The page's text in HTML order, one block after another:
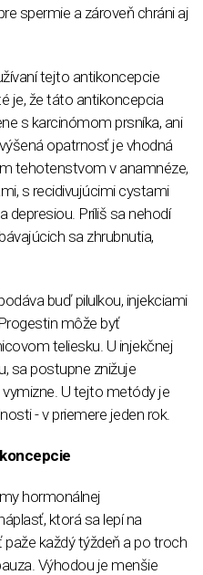
spermie a zároveň chráni aj
tejto antikoncepcie
je, že táto antikoncepcia
s karcinómom prsníka, ani
opatrnosť je vhodná
tehotenstvom v anamnéze,
s recidivujúcimi cystami
depresiou. Príliš sa nehodí
sa zhrubnutia,
buď pilulkou, injekciami
môže byť
teliesku. U injekčnej
sa postupne znižuje
U tejto metódy je
- v priemere jeden rok.
hormonálnej
ktorá sa lepí na
každý týždeň a po troch
Výhodou je menšie